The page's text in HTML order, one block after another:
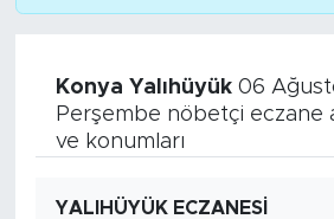
Konya Yalıhüyük06
Perşembe nöbetçi eczane
ve konumları
YALIHÜYÜK ECZANESİ